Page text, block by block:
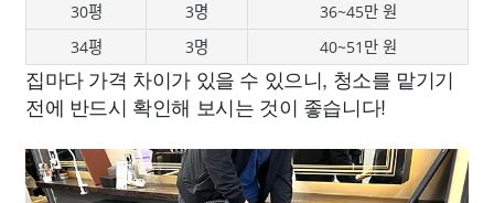
30평 3명
36~45만 원
34평
3명 40~51만 원
집마다 가격 차이가 있을 수 있으니, 청소를 맡기기
전에 반드시 확인해 보시는 것이 좋습니다!